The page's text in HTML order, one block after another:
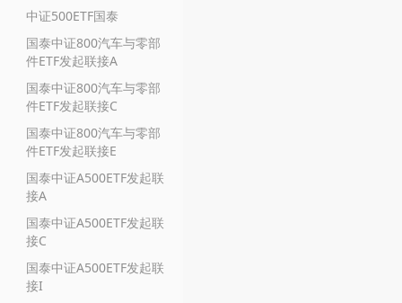
中证500ETF国泰
国泰中证800汽车与零部
件ETF发起联接A
国泰中证800汽车与零部
件ETF发起联接C
国泰中证800汽车与零部
件ETF发起联接E
国泰中证A500ETF发起联
接A
国泰中证A500ETF发起联
接C
国泰中证A500ETF发起联
接I